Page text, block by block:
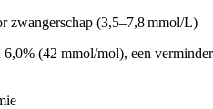
zwangerschap (3,5–7,8 mmol/L)
(42 mmol/mol), een